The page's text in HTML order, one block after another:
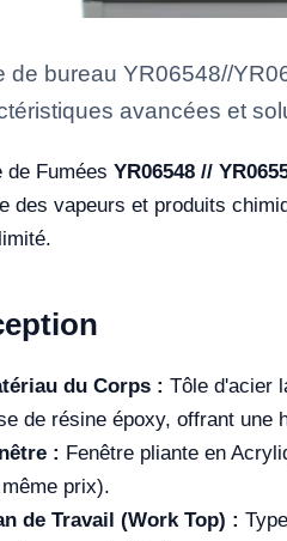
de bureau YR06548//
avancées et
de Fumées YR06548 //
des vapeurs et produits
du Corps : Tôle d'acier
de résine époxy, offrant une
: Fenêtre pliante en
prix).
de Travail (Work Top) :